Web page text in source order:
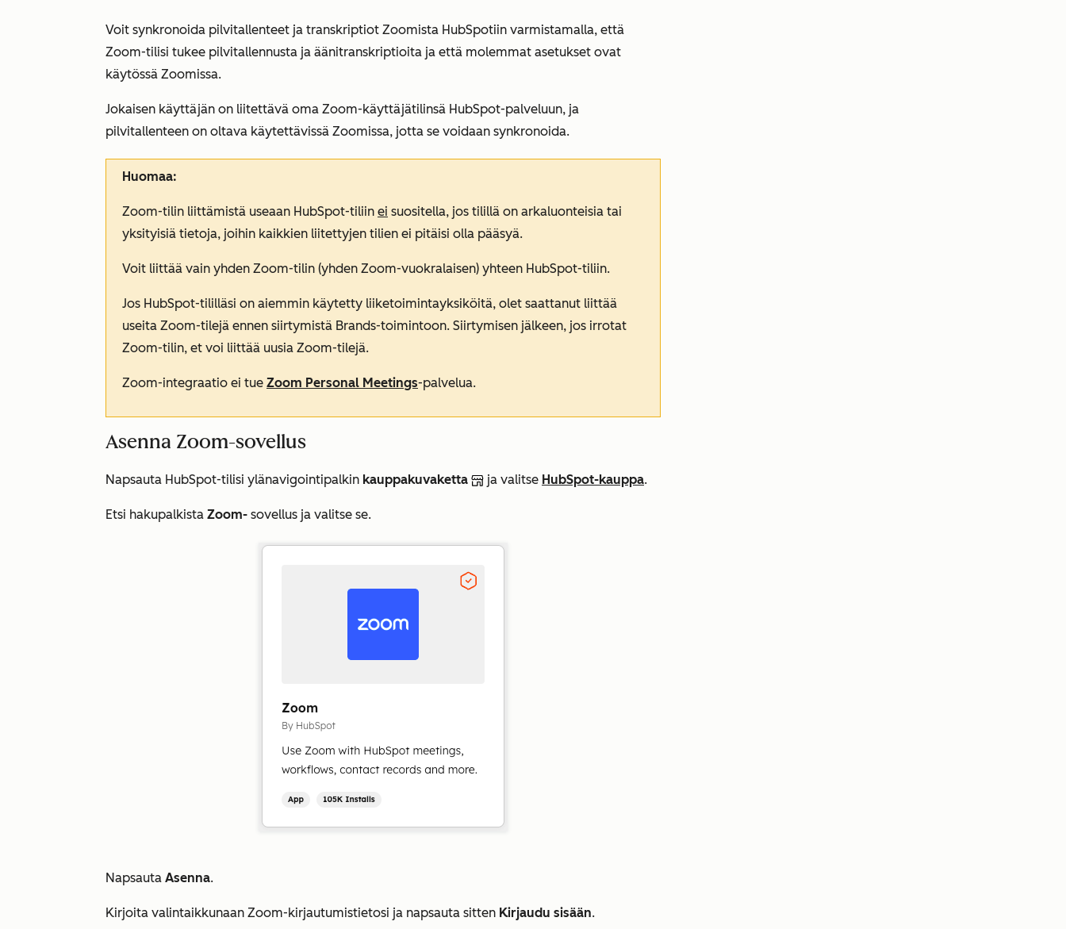
Voit synkronoida pilvitallenteet ja transkriptiot Zoomista HubSpotiin varmistamalla, että
Zoom-tilisi tukee pilvitallennusta ja äänitranskriptioita ja että molemmat asetukset ovat
käytössä Zoomissa.
Jokaisen käyttäjän on liitettävä oma Zoom-käyttäjätilinsä HubSpot-palveluun, ja
pilvitallenteen on oltava käytettävissä Zoomissa, jotta se voidaan synkronoida.
Huomaa:
Zoom-tilin liittämistä useaan HubSpot-tiliin ei suositella, jos tilillä on arkaluonteisia tai
yksityisiä tietoja, joihin kaikkien liitettyjen tilien ei pitäisi olla pääsyä.
Voit liittää vain yhden Zoom-tilin (yhden Zoom-vuokralaisen) yhteen HubSpot-tiliin.
Jos HubSpot-tililläsi on aiemmin käytetty liiketoimintayksiköitä, olet saattanut liittää
useita Zoom-tilejä ennen siirtymistä Brands-toimintoon. Siirtymisen jälkeen, jos irrotat
Zoom-tilin, et voi liittää uusia Zoom-tilejä.
Zoom-integraatio ei tue Zoom Personal Meetings-palvelua.
Asenna Zoom-sovellus
Napsauta HubSpot-tilisi ylänavigointipalkin kauppakuvaketta ja valitse HubSpot-kauppa.
Etsi hakupalkista Zoom- sovellus ja valitse se.
Napsauta Asenna.
Kirjoita valintaikkunaan Zoom-kirjautumistietosi ja napsauta sitten Kirjaudu sisään.